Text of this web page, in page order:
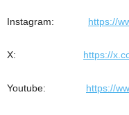
Instagram: https://
X: https://
Youtube: https://